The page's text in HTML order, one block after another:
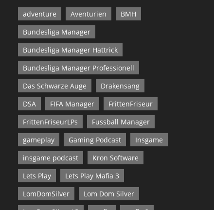
adventure Aventurien
BMH
Bundesliga Manager
Bundesliga Manager Hattrick
Bundesliga Manager Professionell
Das Schwarze Auge
Drakensang
DSA
FIFA Manager
FrittenFriseur
FrittenFriseurLPs
Fussball Manager
gameplay
Gaming Podcast
Insgame
insgame podcast
Kron Software
Lets Play
Lets Play Mafia 3
LomDomSilver
Lom Dom Silver